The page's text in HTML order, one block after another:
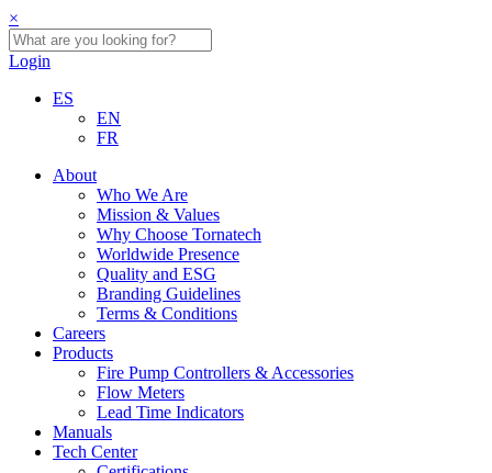
×
Login
ES
EN
FR
About
Who We Are
Mission & Values
Why Choose Tornatech
Worldwide Presence
Quality and ESG
Branding Guidelines
Terms & Conditions
Careers
Products
Fire Pump Controllers & Accessories
Flow Meters
Lead Time Indicators
Manuals
Tech Center